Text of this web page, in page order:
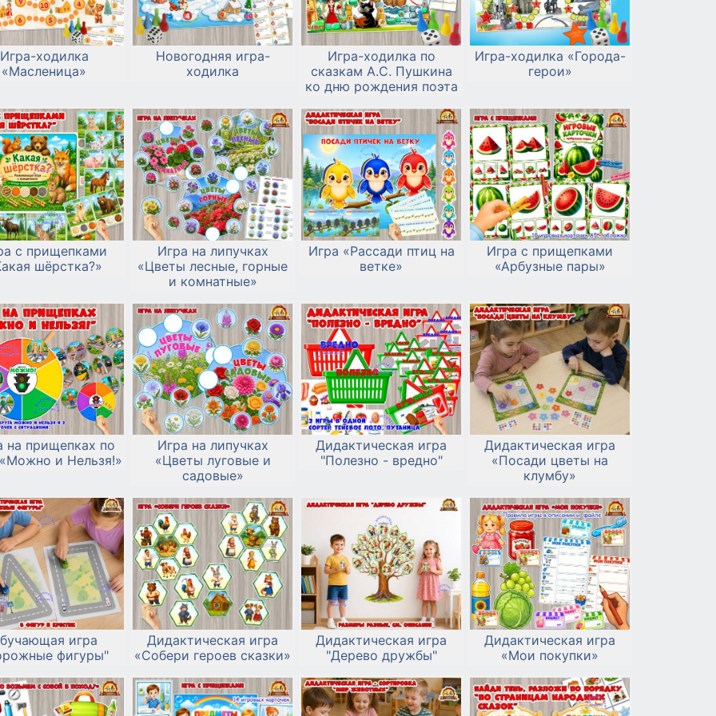
Игра-ходилка
«Масленица»
Новогодняя игра-
ходилка
Игра-ходилка по
сказкам А.С. Пушкина
ко дню рождения поэта
Игра-ходилка «Города-
герои»
с прищепками
шёрстка?»
Игра на липучках
«Цветы лесные, горные
и комнатные»
Игра «Рассади птиц на
ветке»
Игра с прищепками
«Арбузные пары»
на прищепках по
и Нельзя!»
Игра на липучках
«Цветы луговые и
садовые»
Дидактическая игра
"Полезно - вредно"
Дидактическая игра
«Посади цветы на
клумбу»
игра
фигуры"
Дидактическая игра
«Собери героев сказки»
Дидактическая игра
"Дерево дружбы"
Дидактическая игра
«Мои покупки»